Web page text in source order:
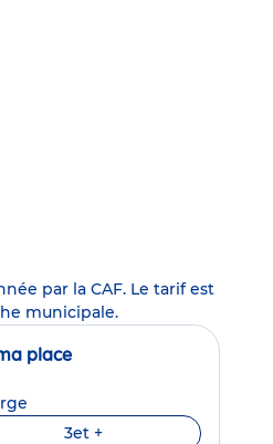
par la CAF. Le tarif est
municipale.
place
3et +